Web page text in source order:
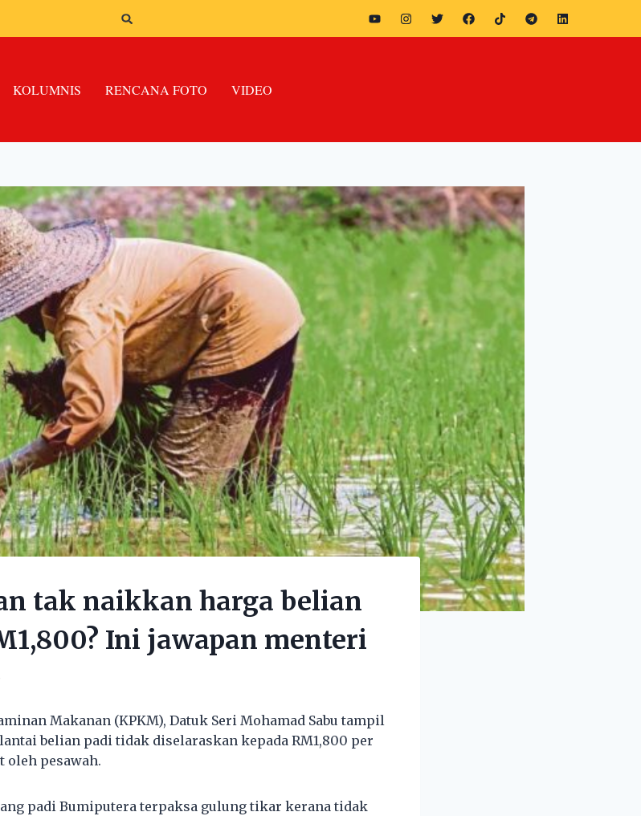
KOLUMNIS RENCANA FOTO VIDEO
tak naikkan harga belian
Ini jawapan menteri
Makanan (KPKM), Datuk Seri Mohamad Sabu tampil
belian padi tidak diselaraskan kepada RM1,800 per
oleh pesawah.
padi Bumiputera terpaksa gulung tikar kerana tidak